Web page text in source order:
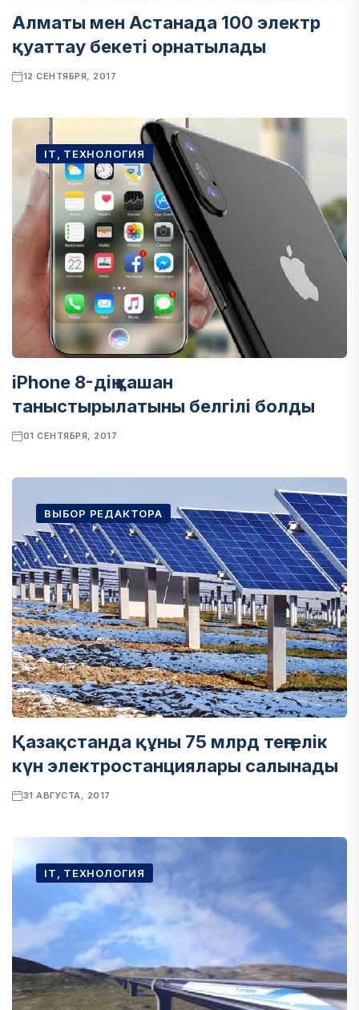
Алматы мен Астанада 100 электр
қуаттау бекеті орнатылады
12 СЕНТЯБРЯ, 2017
IT, ТЕХНОЛОГИЯ
iPhone 8-дің қашан
таныстырылатыны белгілі болды
01 СЕНТЯБРЯ, 2017
ВЫБОР РЕДАКТОРА
Қазақстанда құны 75 млрд теңгелік
күн электростанциялары салынады
31 АВГУСТА, 2017
IT, ТЕХНОЛОГИЯ